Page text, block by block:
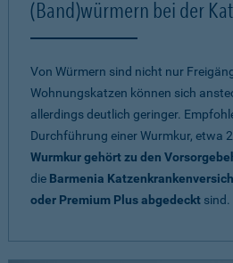
(Band)würmern bei der
Von Würmern sind nicht nur
Wohnungskatzen können sich
allerdings deutlich geringer.
Durchführung einer Wurmkur, etwa
Wurmkur gehört zu den
die Barmenia
oder Premium Plus abgedeckt sind.